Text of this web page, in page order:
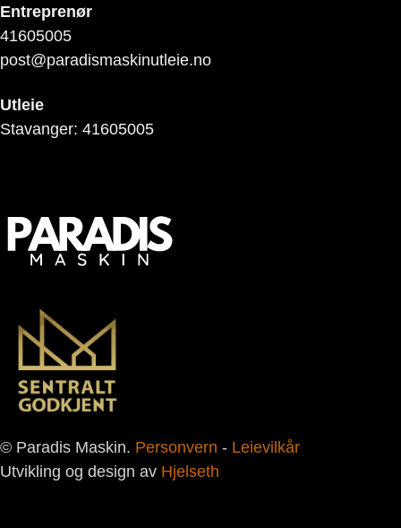
Entreprenør
41605005
post@paradismaskinutleie.no
Utleie
Stavanger: 41605005
© Paradis Maskin. Personvern - Leievilkår
Utvikling og design av Hjelseth